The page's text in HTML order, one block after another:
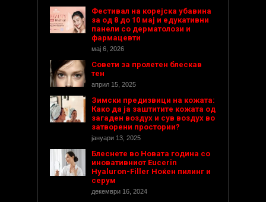
Фестивал на корејска убавина
за од 8 до 10 мај и едукативни
панели со дерматолози и
фармацевти
мај 6, 2026
Совети за пролетен блескав
тен
април 15, 2025
Зимски предизвици на кожата:
Како да ја заштитите кожата од
загаден воздух и сув воздух во
затворени простории?
јануари 13, 2025
Блеснете во Новата година со
иновативниот Eucerin
Hyaluron-Filler Ноќен пилинг и
серум
декември 16, 2024